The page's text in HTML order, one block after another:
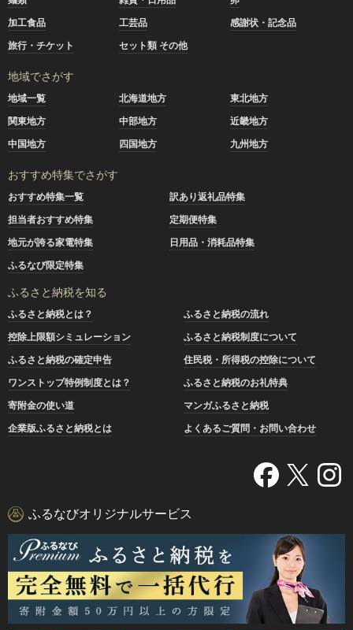
をお願いいたします。
・有田町に住民登録がある方は、ご寄附いただいてもお礼の
・当町へのご寄附については、お礼の品の受取回数の制限は
設けておりません。同一年内で複数回の寄附を行った場合で
も、その都度、お礼の品を受け取ることができます。
加工食品
工芸品
感謝状・記念品
旅行・チケット
セット類 その他
地域でさがす
地域一覧 北海道地方
東北地方
関東地方
中部地方
近畿地方
中国地方
四国地方 九州地方
おすすめ特集でさがす
おすすめ特集一覧
訳あり返礼品特集
担当者おすすめ特集
定期便特集
地元が誇る家電特集
日用品・消耗品特集
ふるなび限定特集
ふるさと納税を知る
ふるさと納税とは？
ふるさと納税の流れ
控除上限額シミュレーション
ふるさと納税制度について
ふるさと納税の確定申告
住民税・所得税の控除について
ワンストップ特例制度とは？
ふるさと納税のお礼特典
寄附金の使い道
マンガふるさと納税
企業版ふるさと納税とは
よくあるご質問・お問い合わせ
ふるなびオリジナルサービス